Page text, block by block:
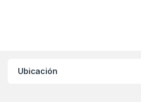
Ubicación